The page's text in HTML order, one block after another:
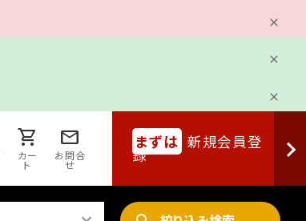
shopping_cart
カー
ト
mail
お問合
せ
まずは 新規会員登
録